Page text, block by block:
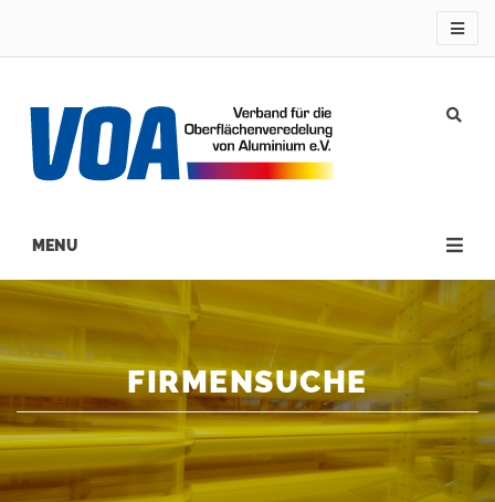
navigation
FIRMENSUCHE